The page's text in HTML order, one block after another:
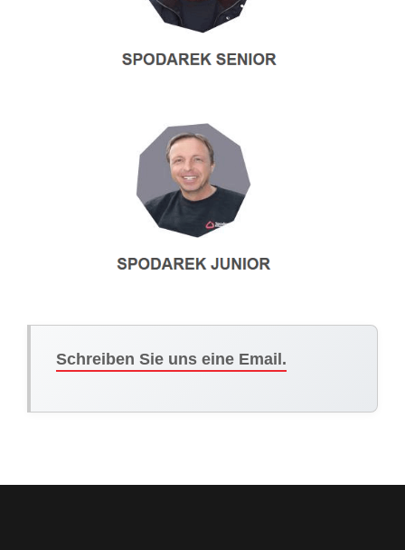
Schreiben Sie uns eine Email.